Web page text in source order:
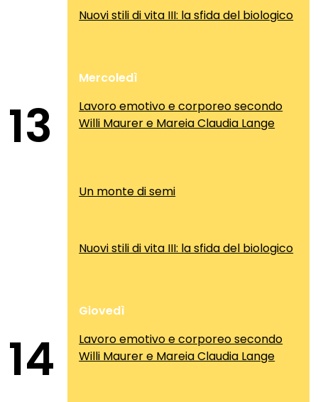
Nuovi stili di vita III: la sfida del biologico
13
Mercoledì
Lavoro emotivo e corporeo secondo
Willi Maurer e Mareia Claudia Lange
Un monte di semi
Nuovi stili di vita III: la sfida del biologico
14
Giovedì
Lavoro emotivo e corporeo secondo
Willi Maurer e Mareia Claudia Lange